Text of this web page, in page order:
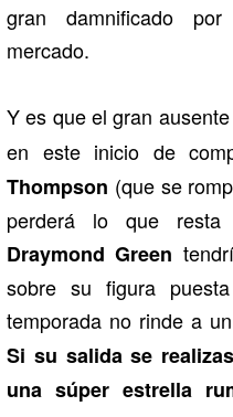
gran damnificado
mercado.
Y es que el gran
en este inicio de
Thompson (que se
perderá lo que resta
Draymond Green
sobre su figura
temporada no rinde a
Si su salida se
una súper estrella